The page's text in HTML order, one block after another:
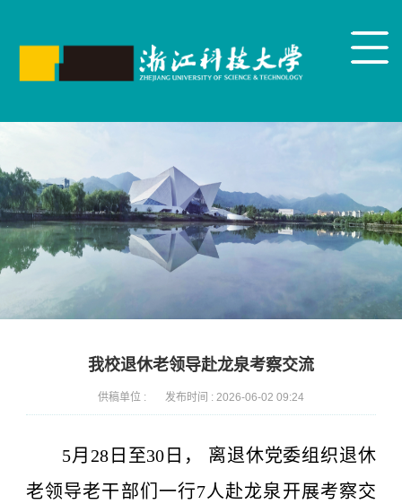
我校退休老领导赴龙泉考察交流
供稿单位 : 发布时间 : 2026-06-02 09:24
5月28日至30日， 离退休党委组织退休
老领导老干部们一行7人赴龙泉开展考察交